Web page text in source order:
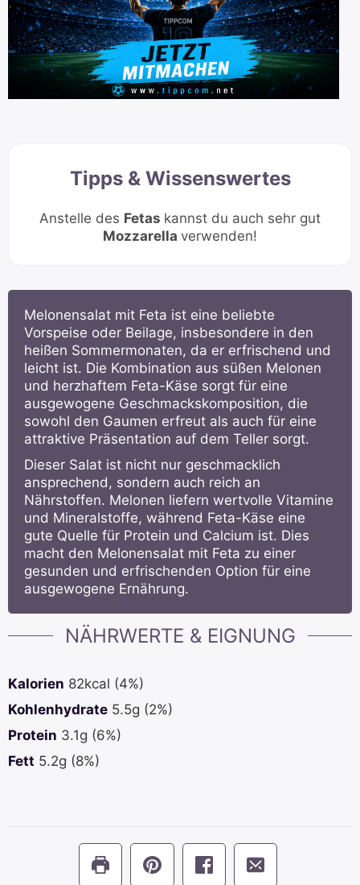
Tipps & Wissenswertes
Anstelle des Fetas kannst du auch sehr gut
Mozzarella verwenden!
Melonensalat mit Feta ist eine beliebte
Vorspeise oder Beilage, insbesondere in den
heißen Sommermonaten, da er erfrischend und
leicht ist. Die Kombination aus süßen Melonen
und herzhaftem Feta-Käse sorgt für eine
ausgewogene Geschmackskomposition, die
sowohl den Gaumen erfreut als auch für eine
attraktive Präsentation auf dem Teller sorgt.
Dieser Salat ist nicht nur geschmacklich
ansprechend, sondern auch reich an
Nährstoffen. Melonen liefern wertvolle Vitamine
und Mineralstoffe, während Feta-Käse eine
gute Quelle für Protein und Calcium ist. Dies
macht den Melonensalat mit Feta zu einer
gesunden und erfrischenden Option für eine
ausgewogene Ernährung.
NÄHRWERTE & EIGNUNG
Kalorien 82kcal (4%)
Kohlenhydrate 5.5g (2%)
Protein 3.1g (6%)
Fett 5.2g (8%)